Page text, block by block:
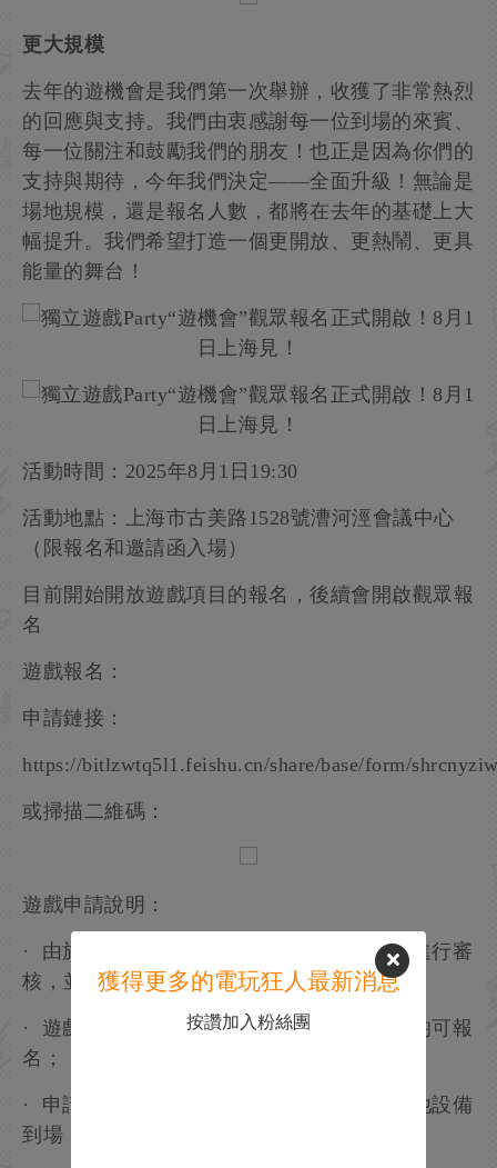
更大規模
去年的遊機會是我們第一次舉辦，收獲了非常熱烈
的回應與支持。我們由衷感謝每一位到場的來賓、
每一位關注和鼓勵我們的朋友！也正是因為你們的
支持與期待，今年我們決定——全面升級！無論是
場地規模，還是報名人數，都將在去年的基礎上大
幅提升。我們希望打造一個更開放、更熱鬧、更具
能量的舞台！
活動時間：2025年8月1日19:30
活動地點：上海市古美路1528號漕河涇會議中心
（限報名和邀請函入場）
目前開始開放遊戲項目的報名，後續會開啟觀眾報
名
遊戲報名：
申請鏈接：
https://bitlzwtq5l1.feishu.cn/share/base/form/
或掃描二維碼：
遊戲申請說明：
· 由於現場位置有限，我們將對報名的遊戲進行審
核，並通過微信通知，感謝您的理解和支持！
· 遊戲不限制國別，國內和海外的開發者，均可報
名；
· 申請通過的開發者，可自帶筆電電腦或其他設備
到場，現場配備桌椅、電源、桌牌等物料；
獲得更多的電玩狂人最新消息
按讚加入粉絲團